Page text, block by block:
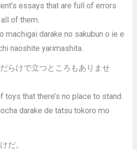
essays that are full of errors
of them.
machigai darake no sakubun o ie e
naoshite yarimashita.
らけで立つところもありませ
that there’s no place to stand.
darake de tatsu tokoro mo
だ。